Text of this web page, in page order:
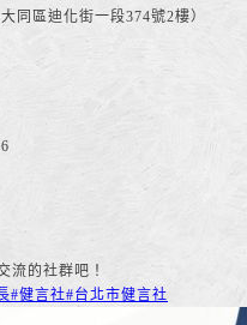
同區迪化街一段374號2樓）
流的社群吧！
#健言社#台北市健言社